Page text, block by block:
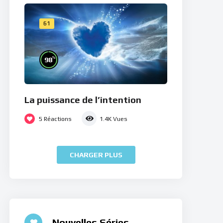
61
98%
La puissance de l’intention
5 Réactions 1.4K Vues
CHARGER PLUS